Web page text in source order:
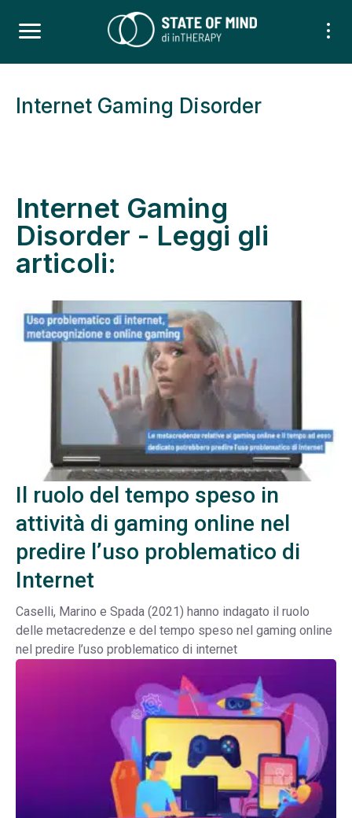
Internet Gaming Disorder
Internet Gaming
Disorder - Leggi gli
articoli:
Il ruolo del tempo speso in
attività di gaming online nel
predire l’uso problematico di
Internet
Caselli, Marino e Spada (2021) hanno indagato il ruolo
delle metacredenze e del tempo speso nel gaming online
nel predire l’uso problematico di internet